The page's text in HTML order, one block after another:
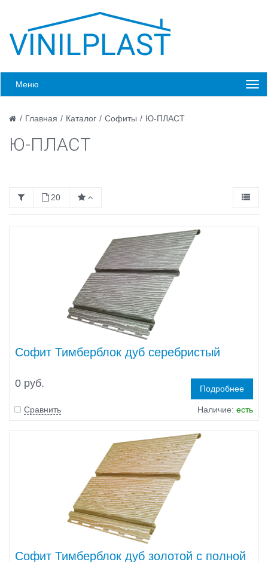
Меню
/ Главная / Каталог / Софиты / Ю-ПЛАСТ
Ю-ПЛАСТ
20
Софит Тимберблок дуб серебристый
0 руб. Подробнее
Сравнить Наличие: есть
Софит Тимберблок дуб золотой с полной